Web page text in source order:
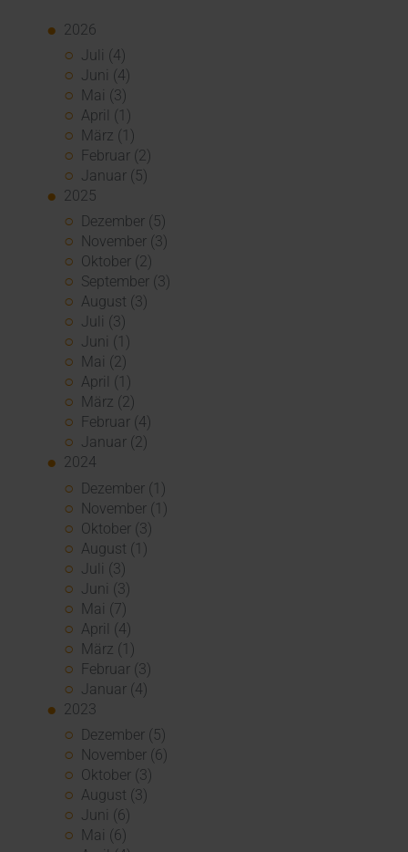
2026
Juli (4)
Juni (4)
Mai (3)
April (1)
März (1)
Februar (2)
Januar (5)
2025
Dezember (5)
November (3)
Oktober (2)
September (3)
August (3)
Juli (3)
Juni (1)
Mai (2)
April (1)
März (2)
Februar (4)
Januar (2)
2024
Dezember (1)
November (1)
Oktober (3)
August (1)
Juli (3)
Juni (3)
Mai (7)
April (4)
März (1)
Februar (3)
Januar (4)
2023
Dezember (5)
November (6)
Oktober (3)
August (3)
Juni (6)
Mai (6)